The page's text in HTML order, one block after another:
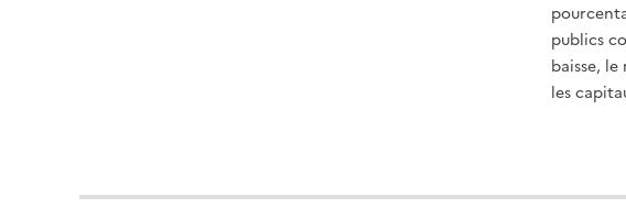
publics
baisse,
les